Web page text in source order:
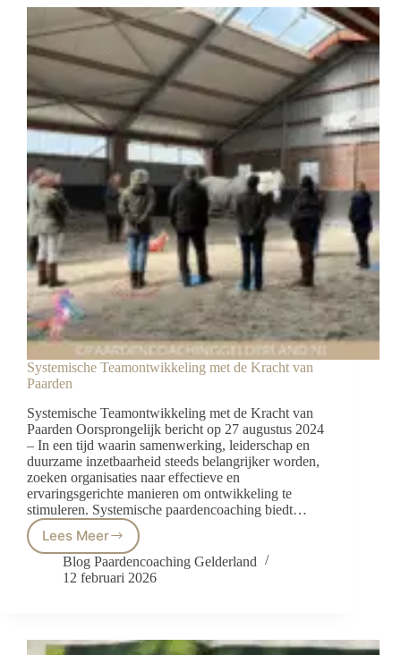
levert
het
op?
Praktijk
&
mogelijkheden
Systemische Teamontwikkeling met de Kracht van
Paarden
Systemische Teamontwikkeling met de Kracht van
Paarden Oorsprongelijk bericht op 27 augustus 2024
– In een tijd waarin samenwerking, leiderschap en
duurzame inzetbaarheid steeds belangrijker worden,
zoeken organisaties naar effectieve en
ervaringsgerichte manieren om ontwikkeling te
stimuleren. Systemische paardencoaching biedt…
Lees MeerSystemische
Teamontwikkeling
met
Paarden
Blog Paardencoaching Gelderland
12 februari 2026